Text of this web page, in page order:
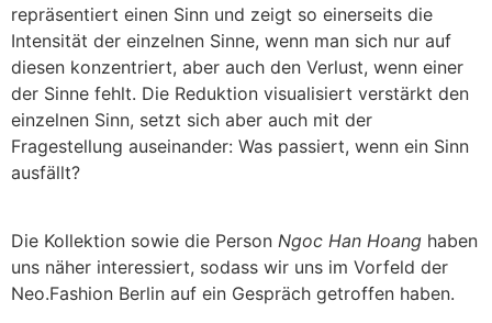
repräsentiert einen Sinn und zeigt so einerseits die
Intensität der einzelnen Sinne, wenn man sich nur auf
diesen konzentriert, aber auch den Verlust, wenn einer
der Sinne fehlt. Die Reduktion visualisiert verstärkt den
einzelnen Sinn, setzt sich aber auch mit der
Fragestellung auseinander: Was passiert, wenn ein Sinn
ausfällt?
Die Kollektion sowie die Person Ngoc Han Hoang haben
uns näher interessiert, sodass wir uns im Vorfeld der
Neo.Fashion Berlin auf ein Gespräch getroffen haben.